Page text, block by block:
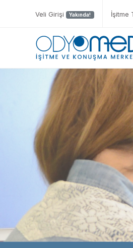
Veli Girişi Yakında! İşitme